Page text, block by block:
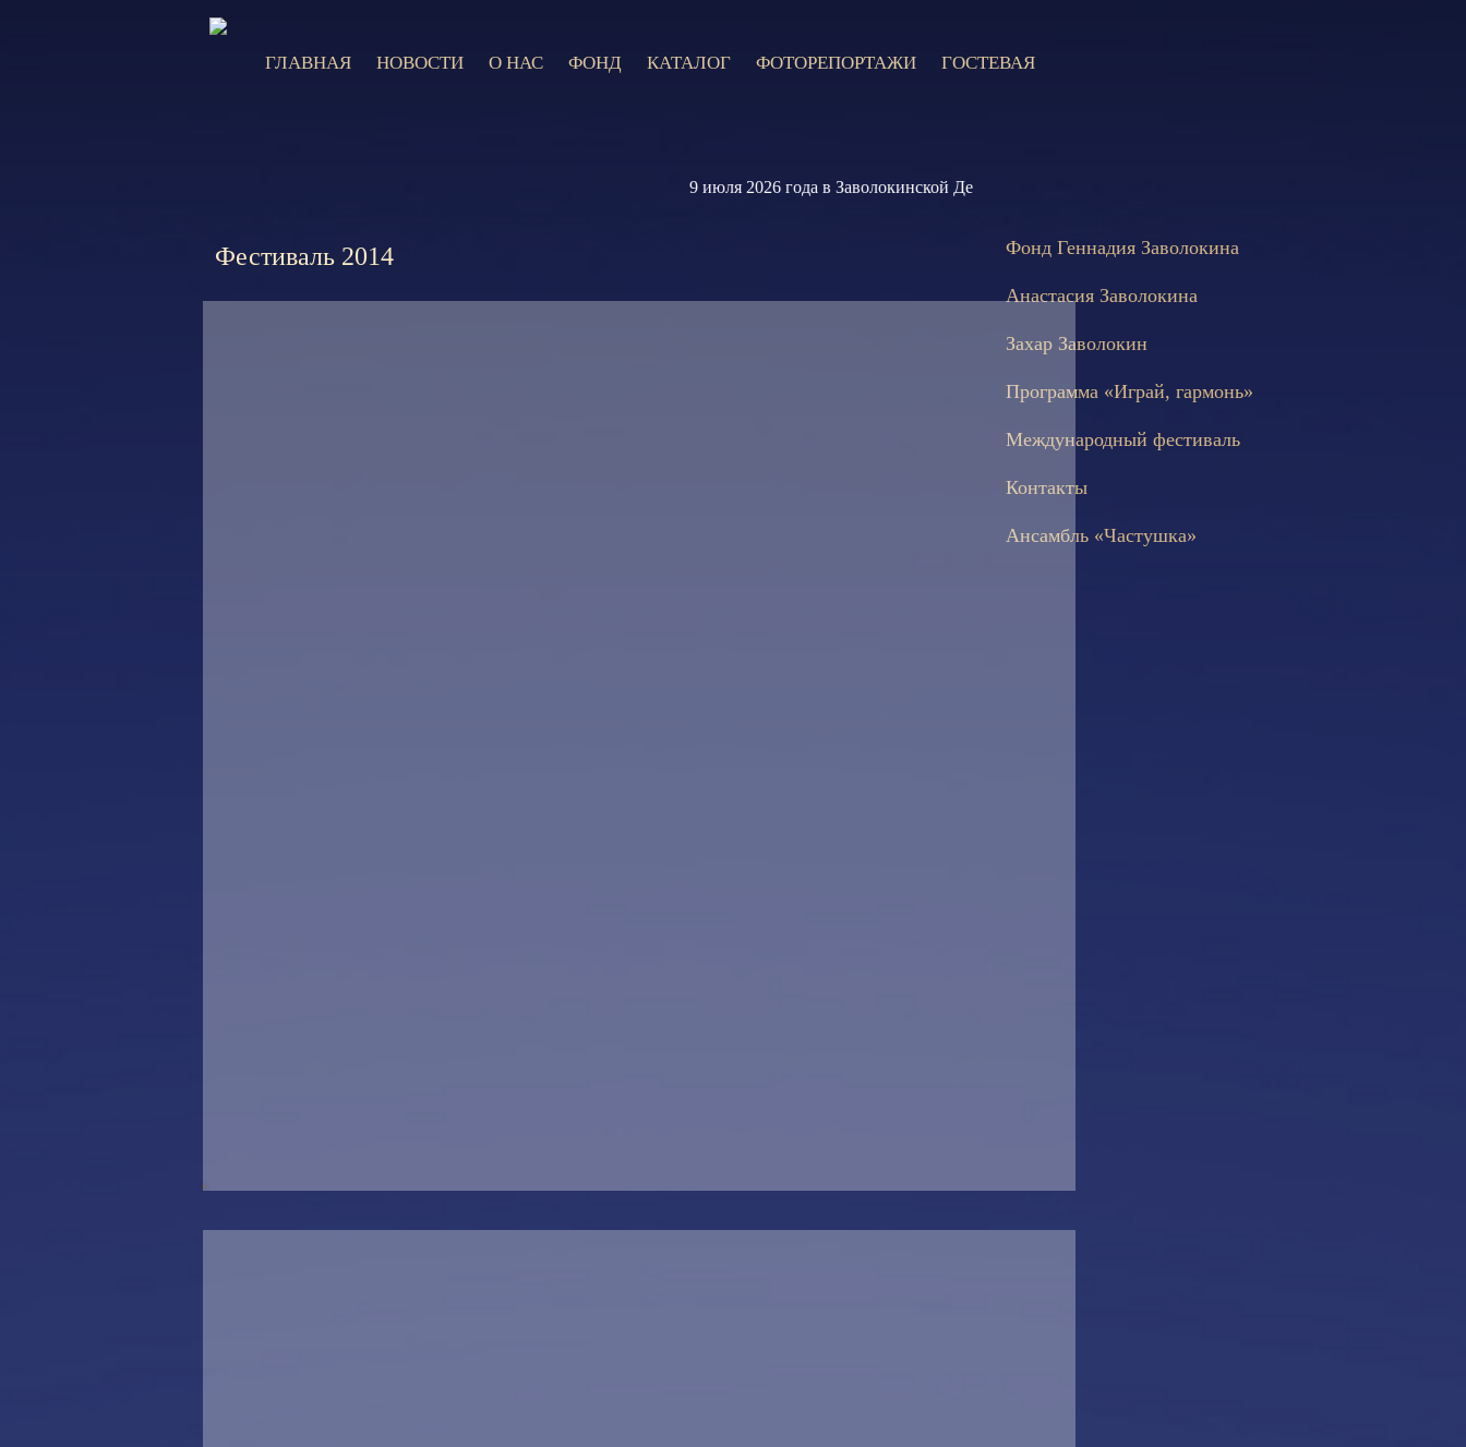
9 июля 2026 года в Заволокинской Деревне состоятся съёмки телепередачи «Играй, гармонь!»,
ГЛАВНАЯ НОВОСТИ О НАС ФОНД КАТАЛОГ ФОТОРЕПОРТАЖИ ГОСТЕВАЯ
Фестиваль 2014 Фонд Геннадия Заволокина
Анастасия Заволокина
Захар Заволокин
Программа «Играй, гармонь»
Международный фестиваль
Контакты
Ансамбль «Частушка»